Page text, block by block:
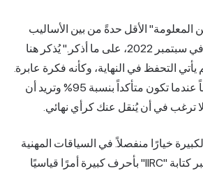
المعلومة" الأقل حدةً من بين الأساليب
الثلاثة. "حدث الاندماج في سبتمبر 2022، على ما أذكر." يُذكر هنا
التحفظ في النهاية، وكأنه فكرة عابرة.
يُجدي هذا الأسلوب نفعاً عندما تكون متأكداً بنسبة 95% وتريد أن
لا ترغب في أن يُنقل عنك كرأي نهائي.
خيارًا منفصلاً. في السياقات المهنية
والبريد الإلكتروني، تُعتبر كتابة "IIRC" بأحرف كبيرة أمرًا قياسيًا